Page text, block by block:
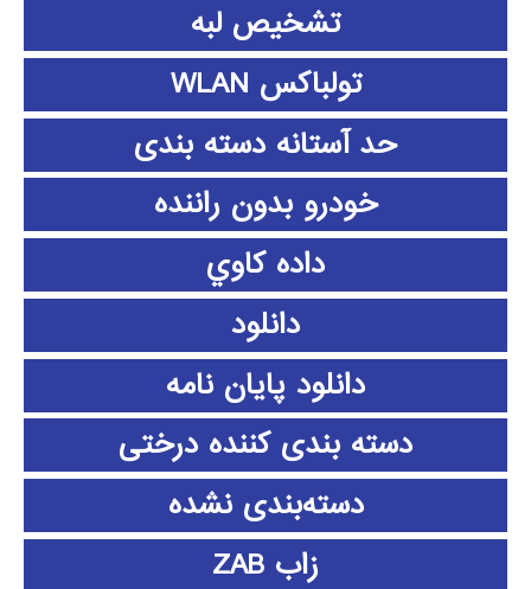
تشخیص لبه
تولباکس WLAN
حد آستانه دسته بندی
خودرو بدون راننده
داده كاوي
دانلود
دانلود پايان نامه
دسته بندی کننده درختی
دسته‌بندی نشده
زاب ZAB